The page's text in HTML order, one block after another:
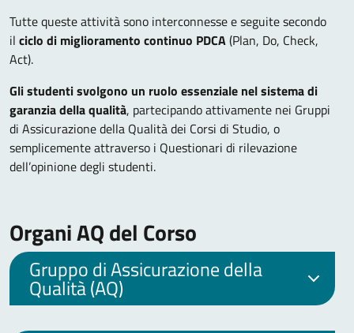
Tutte queste attività sono interconnesse e seguite secondo
il ciclo di miglioramento continuo PDCA(Plan, Do, Check,
Act).
Gli studenti svolgono un ruolo essenziale nel sistema di
garanzia della qualità, partecipando attivamente nei Gruppi
di Assicurazione della Qualità dei Corsi di Studio, o
semplicemente attraverso i Questionari di rilevazione
dell’opinione degli studenti.
Organi AQ del Corso
Gruppo di Assicurazione della
Qualità (AQ)